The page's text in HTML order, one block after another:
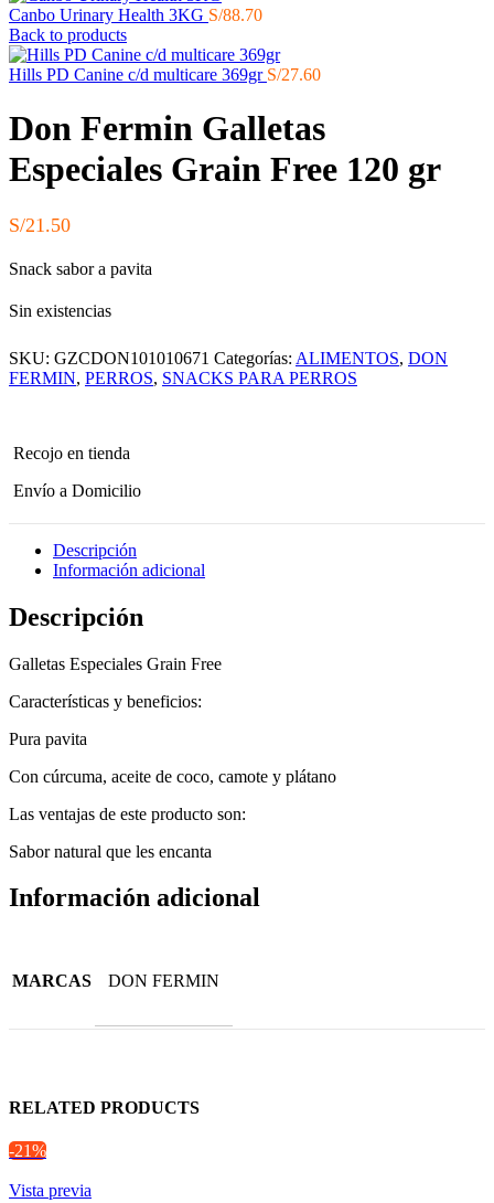
Canbo Urinary Health 3KG S/88.70
Back to products
Hills PD Canine c/d multicare 369gr S/27.60
Don Fermin Galletas
Especiales Grain Free 120 gr
S/21.50
Snack sabor a pavita
Sin existencias
SKU: GZCDON101010671 Categorías: ALIMENTOS, DON
FERMIN, PERROS, SNACKS PARA PERROS
Recojo en tienda
Envío a Domicilio
Descripción
Información adicional
Descripción
Galletas Especiales Grain Free
Características y beneficios:
Pura pavita
Con cúrcuma, aceite de coco, camote y plátano
Las ventajas de este producto son:
Sabor natural que les encanta
Información adicional
MARCAS DON FERMIN
RELATED PRODUCTS
-21%
Vista previa